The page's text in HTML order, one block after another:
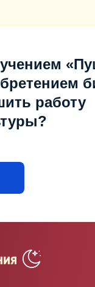
работу